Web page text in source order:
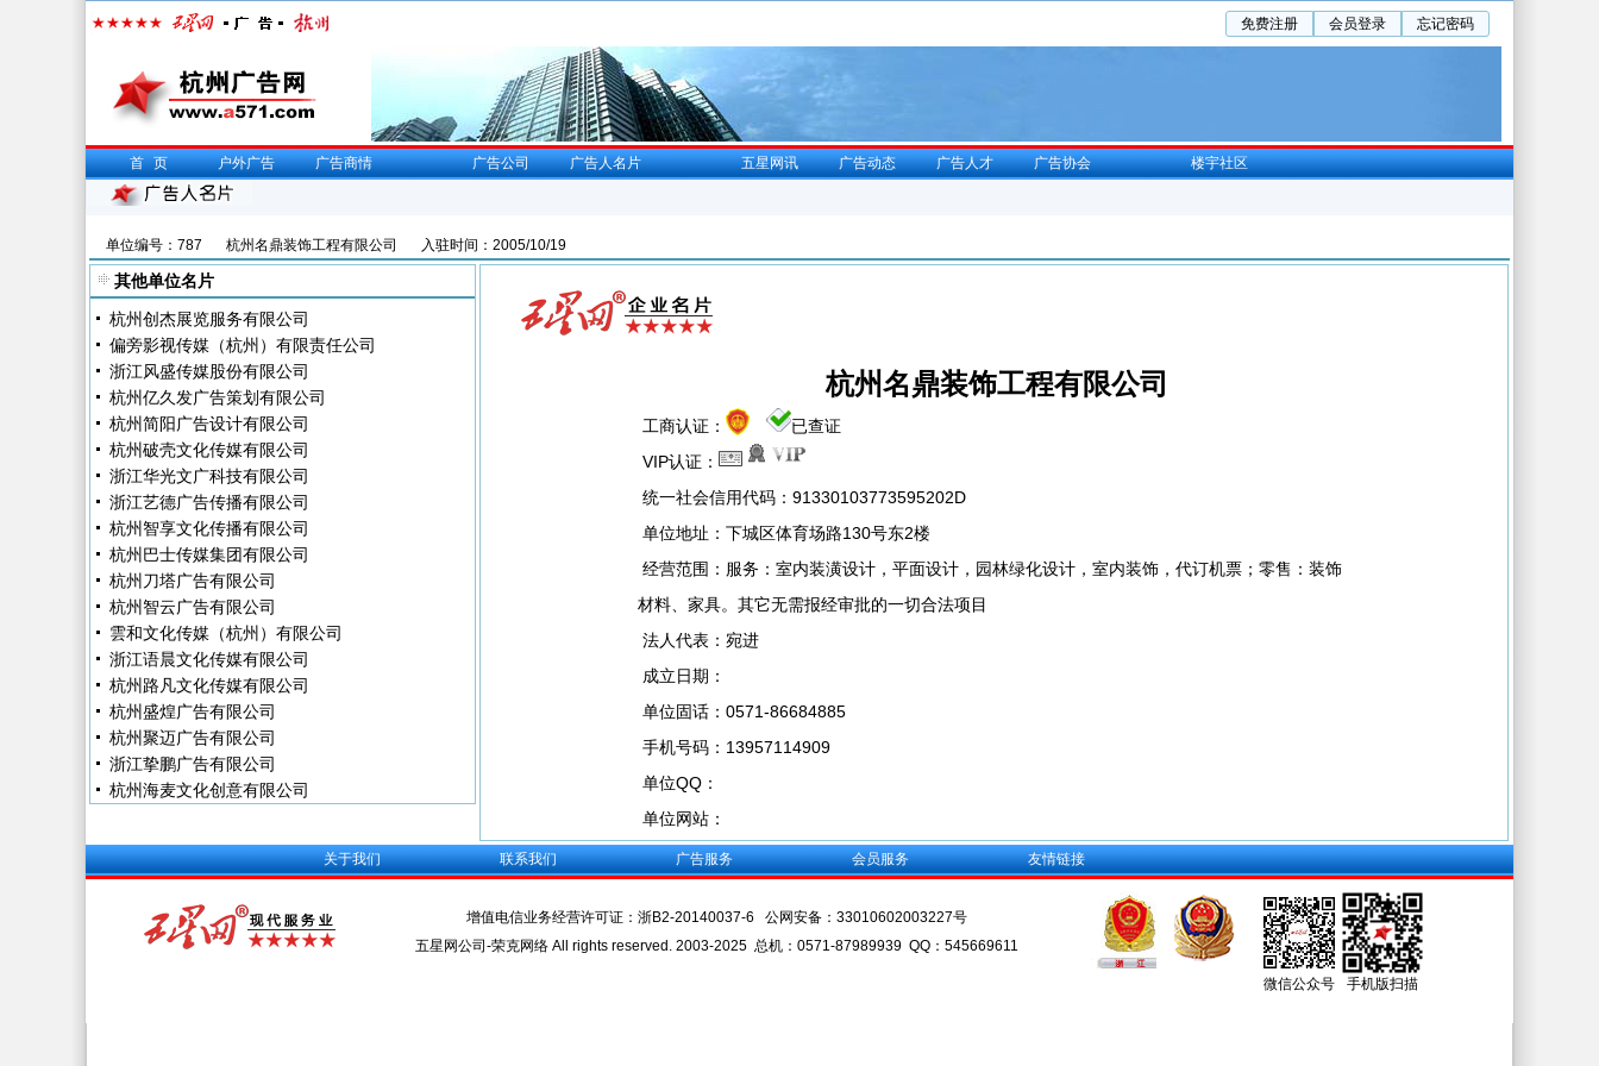
免费注册 会员登录 忘记密码
首页 户外广告 广告商情 广告公司 广告人名片 五星网讯 广告动态 广告人才 广告协会 楼宇社区
单位编号：787 杭州名鼎装饰工程有限公司 入驻时间：2005/10/19
其他单位名片
杭州创杰展览服务有限公司
偏旁影视传媒（杭州）有限责任公司
浙江风盛传媒股份有限公司
杭州亿久发广告策划有限公司
杭州简阳广告设计有限公司
杭州破壳文化传媒有限公司
浙江华光文广科技有限公司
浙江艺德广告传播有限公司
杭州智享文化传播有限公司
杭州巴士传媒集团有限公司
杭州刀塔广告有限公司
杭州智云广告有限公司
雲和文化传媒（杭州）有限公司
浙江语晨文化传媒有限公司
杭州路凡文化传媒有限公司
杭州盛煌广告有限公司
杭州聚迈广告有限公司
浙江挚鹏广告有限公司
杭州海麦文化创意有限公司
杭州名鼎装饰工程有限公司
工商认证：
已查证
VIP认证：
统一社会信用代码：91330103773595202D
单位地址：下城区体育场路130号东2楼
经营范围：服务：室内装潢设计，平面设计，园林绿化设计，室内装饰，代订机票；零售：装饰
材料、家具。其它无需报经审批的一切合法项目
法人代表：宛进
成立日期：
单位固话：0571-86684885
手机号码：13957114909
单位QQ：
单位网站：
关于我们 联系我们 广告服务 会员服务 友情链接
增值电信业务经营许可证： 浙B2-20140037-6 公网安备： 33010602003227号
五星网公司-荣克网络 All rights reserved. 2003-2025 总机：0571-87989939 QQ：545669611
微信公众号 手机版扫描